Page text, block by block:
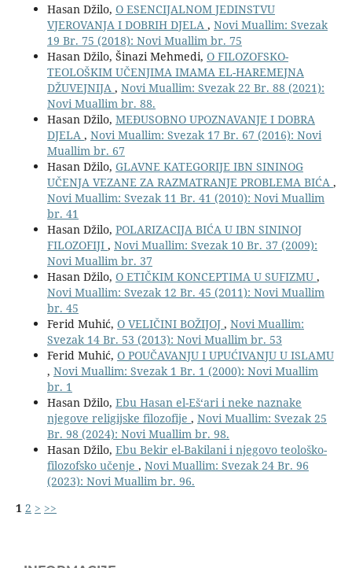
Hasan Džilo, O ESENCIJALNOM JEDINSTVU
VJEROVANJA I DOBRIH DJELA , Novi Muallim: Svezak
19 Br. 75 (2018): Novi Muallim br. 75
Hasan Džilo, Šinazi Mehmedi, O FILOZOFSKO-
TEOLOŠKIM UČENJIMA IMAMA EL-HAREMEJNA
DŽUVEJNIJA , Novi Muallim: Svezak 22 Br. 88 (2021):
Novi Muallim br. 88.
Hasan Džilo, MEĐUSOBNO UPOZNAVANJE I DOBRA
DJELA , Novi Muallim: Svezak 17 Br. 67 (2016): Novi
Muallim br. 67
Hasan Džilo, GLAVNE KATEGORIJE IBN SININOG
UČENJA VEZANE ZA RAZMATRANJE PROBLEMA BIĆA ,
Novi Muallim: Svezak 11 Br. 41 (2010): Novi Muallim
br. 41
Hasan Džilo, POLARIZACIJA BIĆA U IBN SININOJ
FILOZOFIJI , Novi Muallim: Svezak 10 Br. 37 (2009):
Novi Muallim br. 37
Hasan Džilo, O ETIČKIM KONCEPTIMA U SUFIZMU ,
Novi Muallim: Svezak 12 Br. 45 (2011): Novi Muallim
br. 45
Ferid Muhić, O VELIČINI BOŽIJOJ , Novi Muallim:
Svezak 14 Br. 53 (2013): Novi Muallim br. 53
Ferid Muhić, O POUČAVANJU I UPUĆIVANJU U ISLAMU
, Novi Muallim: Svezak 1 Br. 1 (2000): Novi Muallim
br. 1
Hasan Džilo, Ebu Hasan el-Eš‘ari i neke naznake
njegove religijske filozofije , Novi Muallim: Svezak 25
Br. 98 (2024): Novi Muallim br. 98.
Hasan Džilo, Ebu Bekir el-Bakilani i njegovo teološko-
filozofsko učenjе , Novi Muallim: Svezak 24 Br. 96
(2023): Novi Muallim br. 96.
1 2 > >>